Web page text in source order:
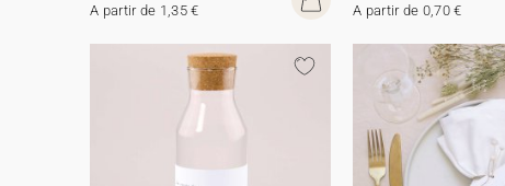
A partir de 1,35 € A partir de 0,70 €